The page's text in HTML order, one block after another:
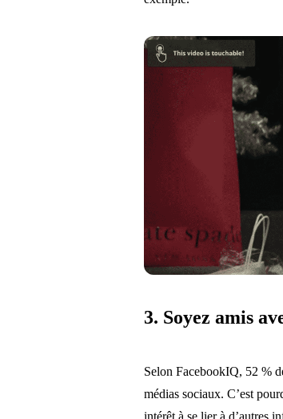
3. Soyez amis
Selon FacebookIQ, 52 %
médias sociaux. C’est
intérêt à se lier à d’autres